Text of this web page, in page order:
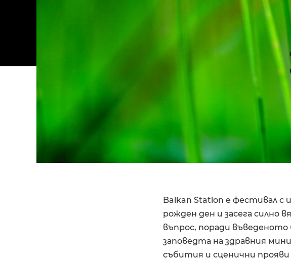
Balkan Station е фестивал с
рожден ден и засега силно
въпрос, поради
заповедта на здравния
събития и сценични